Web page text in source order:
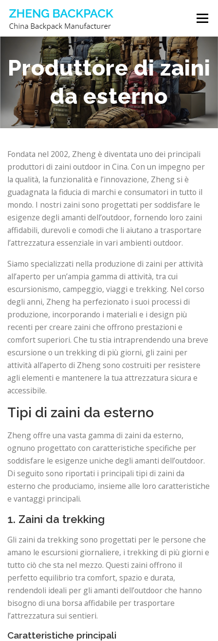
contenuto
Menu
PRODUTTORE DI ZAINI CHI SIAMO CONTATTACI
Produttore di zaini
da esterno
Fondata nel 2002, Zheng è diventata uno dei principali
produttori di zaini outdoor in Cina. Con un impegno per
la qualità, la funzionalità e l’innovazione, Zheng si è
guadagnata la fiducia di marchi e consumatori in tutto il
mondo. I nostri zaini sono progettati per soddisfare le
esigenze degli amanti dell’outdoor, fornendo loro zaini
affidabili, durevoli e comodi che li aiutano a trasportare
l’attrezzatura essenziale in vari ambienti outdoor.
Siamo specializzati nella produzione di zaini per attività
all’aperto per un’ampia gamma di attività, tra cui
escursionismo, campeggio, viaggi e trekking. Nel corso
degli anni, Zheng ha perfezionato i suoi processi di
produzione, incorporando i materiali e i design più
recenti per creare zaini che offrono prestazioni e
comfort superiori. Che tu stia intraprendendo una breve
escursione o un trekking di più giorni, gli zaini per
attività all’aperto di Zheng sono costruiti per resistere
agli elementi e mantenere la tua attrezzatura sicura e
accessibile.
Tipi di zaini da esterno
Zheng offre una vasta gamma di zaini da esterno,
ognuno progettato con caratteristiche specifiche per
soddisfare le esigenze uniche degli amanti dell’outdoor.
Di seguito sono riportati i principali tipi di zaini da
esterno che produciamo, insieme alle loro caratteristiche
e vantaggi principali.
1. Zaini da trekking
Gli zaini da trekking sono progettati per le persone che
amano le escursioni giornaliere, i trekking di più giorni e
tutto ciò che sta nel mezzo. Questi zaini offrono il
perfetto equilibrio tra comfort, spazio e durata,
rendendoli ideali per gli amanti dell’outdoor che hanno
bisogno di una borsa affidabile per trasportare
l’attrezzatura sui sentieri.
Caratteristiche principali